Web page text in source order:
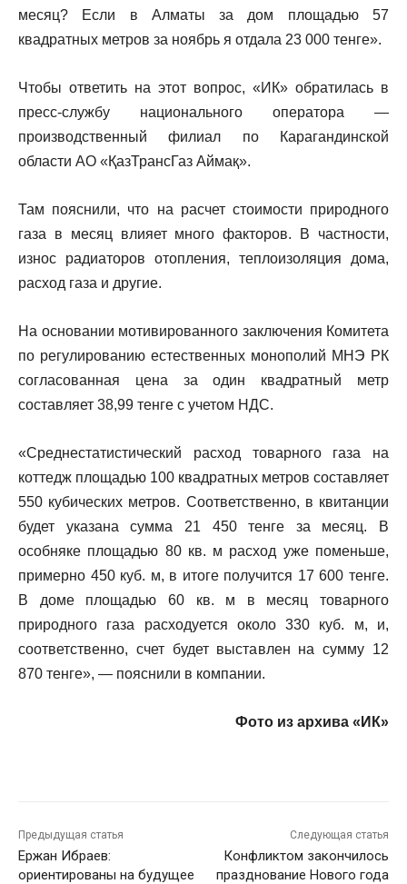
месяц? Если в Алматы за дом площадью 57
квадратных метров за ноябрь я отдала 23 000 тенге».
Чтобы ответить на этот вопрос, «ИК» обратилась в
пресс-службу национального оператора —
производственный филиал по Карагандинской
области АО «ҚазТрансГаз Аймақ».
Там пояснили, что на расчет стоимости природного
газа в месяц влияет много факторов. В частности,
износ радиаторов отопления, теплоизоляция дома,
расход газа и другие.
На основании мотивированного заключения Комитета
по регулированию естественных монополий МНЭ РК
согласованная цена за один квадратный метр
составляет 38,99 тенге с учетом НДС.
«Среднестатистический расход товарного газа на
коттедж площадью 100 квадратных метров составляет
550 кубических метров. Соответственно, в квитанции
будет указана сумма 21 450 тенге за месяц. В
особняке площадью 80 кв. м расход уже поменьше,
примерно 450 куб. м, в итоге получится 17 600 тенге.
В доме площадью 60 кв. м в месяц товарного
природного газа расходуется около 330 куб. м, и,
соответственно, счет будет выставлен на сумму 12
870 тенге», — пояснили в компании.
Фото из архива «ИК»
Предыдущая статья
Ержан Ибраев:
ориентированы на будущее
Следующая статья
Конфликтом закончилось
празднование Нового года